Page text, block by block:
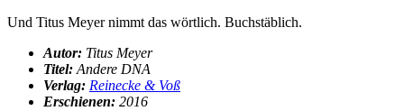
Und Titus Meyer nimmt das wörtlich. Buchstäblich.
Autor: Titus Meyer
Titel: Andere DNA
Verlag: Reinecke & Voß
Erschienen: 2016